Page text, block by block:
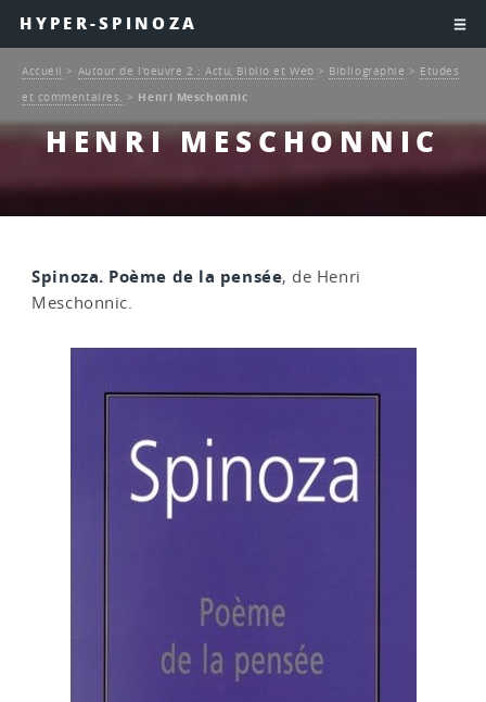
HYPER-SPINOZA
HENRI MESCHONNIC
Accueil > Autour de l’oeuvre 2 : Actu, Biblio et Web > Bibliographie > Etudes
et commentaires.
> Henri Meschonnic
Spinoza. Poème de la pensée, de Henri
Meschonnic.